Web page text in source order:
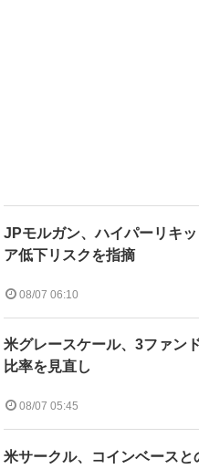
JPモルガン、ハイパーリキ
ア低下リスクを指摘
08/07 06:10
米グレースケール、3ファン
比率を見直し
08/07 05:45
米サークル、コインベースと